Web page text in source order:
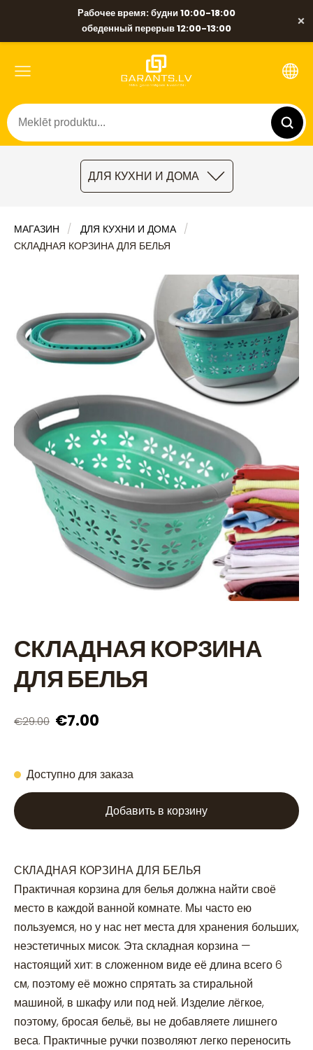
Рабочее время: будни 10:00-18:00
обеденный перерыв 12:00-13:00
×
ДЛЯ КУХНИ И ДОМА
МАГАЗИН
ДЛЯ КУХНИ И ДОМА
СКЛАДНАЯ КОРЗИНА ДЛЯ БЕЛЬЯ
СКЛАДНАЯ КОРЗИНА
ДЛЯ БЕЛЬЯ
€29.00 €7.00
Доступно для заказа
Добавить в корзину
СКЛАДНАЯ КОРЗИНА ДЛЯ БЕЛЬЯ
Практичная корзина для белья должна найти своё
место в каждой ванной комнате. Мы часто ею
пользуемся, но у нас нет места для хранения больших,
неэстетичных мисок. Эта складная корзина —
настоящий хит: в сложенном виде её длина всего 6
см, поэтому её можно спрятать за стиральной
машиной, в шкафу или под ней. Изделие лёгкое,
поэтому, бросая бельё, вы не добавляете лишнего
веса. Практичные ручки позволяют легко переносить